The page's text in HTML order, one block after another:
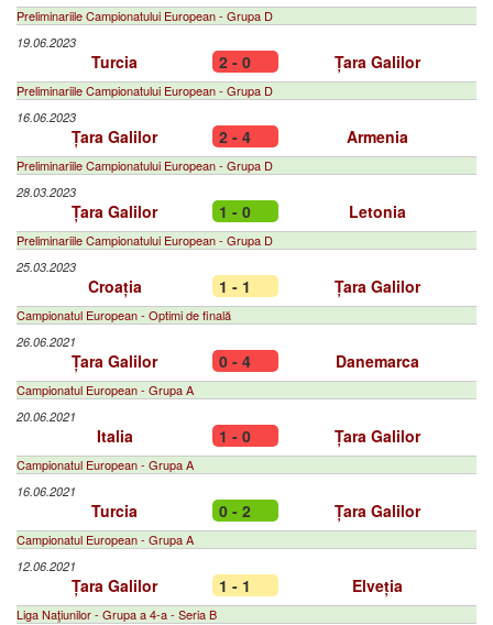
Preliminariile Campionatului European - Grupa D
19.06.2023
Turcia 2 - 0 Țara Galilor
Preliminariile Campionatului European - Grupa D
16.06.2023
Țara Galilor 2 - 4 Armenia
Preliminariile Campionatului European - Grupa D
28.03.2023
Țara Galilor 1 - 0 Letonia
Preliminariile Campionatului European - Grupa D
25.03.2023
Croația 1 - 1 Țara Galilor
Campionatul European - Optimi de finală
26.06.2021
Țara Galilor 0 - 4 Danemarca
Campionatul European - Grupa A
20.06.2021
Italia 1 - 0 Țara Galilor
Campionatul European - Grupa A
16.06.2021
Turcia 0 - 2 Țara Galilor
Campionatul European - Grupa A
12.06.2021
Țara Galilor 1 - 1 Elveția
Liga Naţiunilor - Grupa a 4-a - Seria B